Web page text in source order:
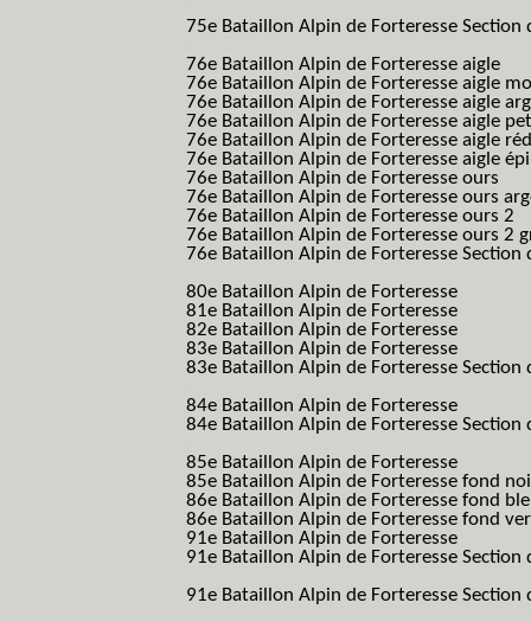
75e Bataillon Alpin de Forteresse
76e Bataillon Alpin de Forteresse aigle
76e Bataillon Alpin de Forteresse aigle
76e Bataillon Alpin de Forteresse aigle
76e Bataillon Alpin de Forteresse aigle
76e Bataillon Alpin de Forteresse aigle
76e Bataillon Alpin de Forteresse aigle
76e Bataillon Alpin de Forteresse ours
76e Bataillon Alpin de Forteresse ours
76e Bataillon Alpin de Forteresse ours 2
76e Bataillon Alpin de Forteresse ours 2
76e Bataillon Alpin de Forteresse
80e Bataillon Alpin de Forteresse
81e Bataillon Alpin de Forteresse
82e Bataillon Alpin de Forteresse
83e Bataillon Alpin de Forteresse
83e Bataillon Alpin de Forteresse
84e Bataillon Alpin de Forteresse
84e Bataillon Alpin de Forteresse
85e Bataillon Alpin de Forteresse
85e Bataillon Alpin de Forteresse fond
86e Bataillon Alpin de Forteresse fond
86e Bataillon Alpin de Forteresse fond
91e Bataillon Alpin de Forteresse
91e Bataillon Alpin de Forteresse
91e Bataillon Alpin de Forteresse